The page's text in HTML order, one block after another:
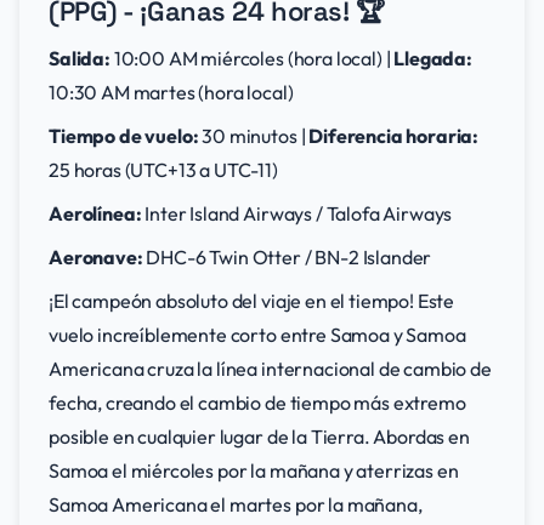
(PPG) - ¡Ganas 24 horas! 🏆
Salida: 10:00 AM miércoles (hora local) | Llegada:
10:30 AM martes (hora local)
Tiempo de vuelo:30 minutos | Diferencia horaria:
25 horas (UTC+13 a UTC-11)
Aerolínea: Inter Island Airways / Talofa Airways
Aeronave: DHC-6 Twin Otter / BN-2 Islander
¡El campeón absoluto del viaje en el tiempo! Este
vuelo increíblemente corto entre Samoa y Samoa
Americana cruza la línea internacional de cambio de
fecha, creando el cambio de tiempo más extremo
posible en cualquier lugar de la Tierra. Abordas en
Samoa el miércoles por la mañana y aterrizas en
Samoa Americana el martes por la mañana,